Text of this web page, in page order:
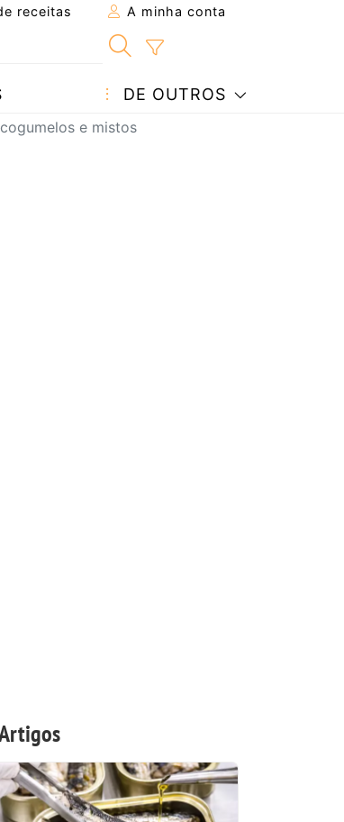
receitas A minha conta
DE OUTROS
e mistos
amigo
o autor da receita
receita? Compartilhe